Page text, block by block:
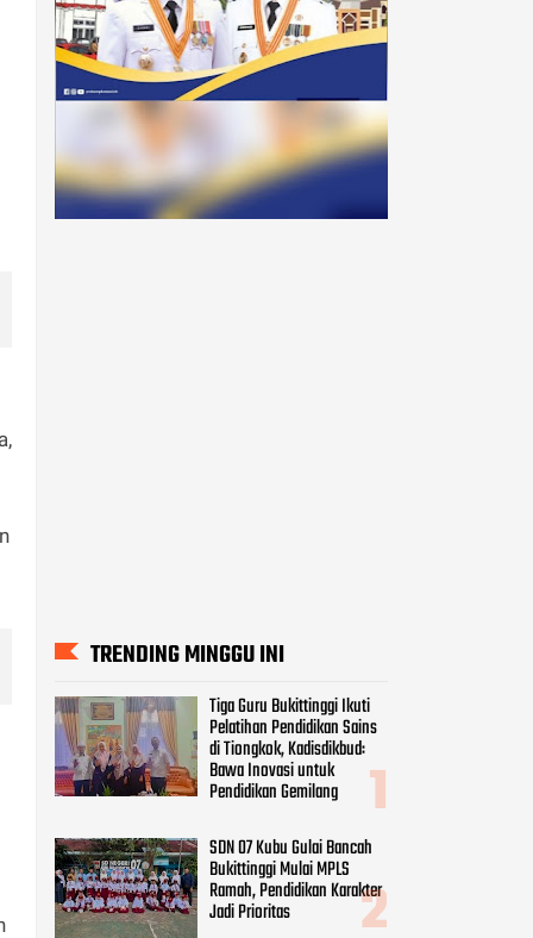
TRENDING MINGGU INI
Tiga Guru Bukittinggi Ikuti
Pelatihan Pendidikan Sains
di Tiongkok, Kadisdikbud:
Bawa Inovasi untuk
Pendidikan Gemilang
SDN 07 Kubu Gulai Bancah
Bukittinggi Mulai MPLS
Ramah, Pendidikan Karakter
Jadi Prioritas